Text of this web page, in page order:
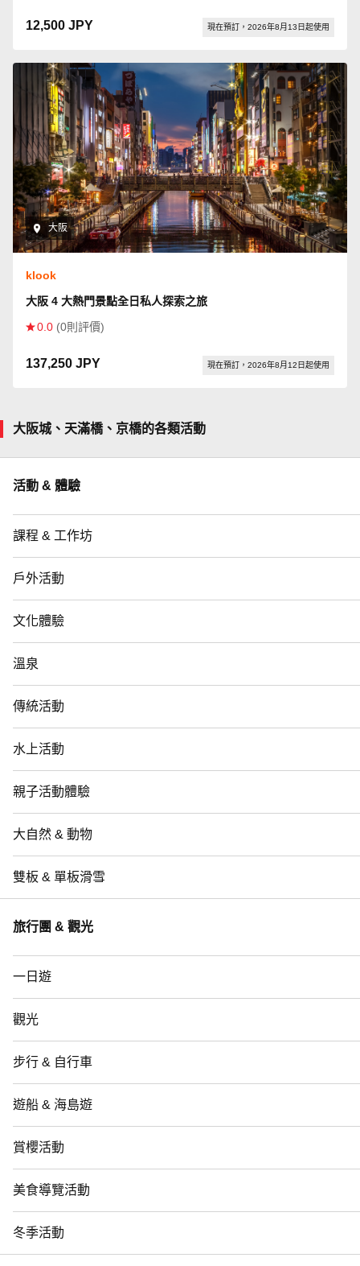
12,500 JPY 現在預訂，2026年8月13日起使用
大阪
klook
大阪 4 大熱門景點全日私人探索之旅
0.0 (0則評價)
137,250 JPY 現在預訂，2026年8月12日起使用
大阪城、天滿橋、京橋的各類活動
活動 & 體驗
課程 & 工作坊
戶外活動
文化體驗
溫泉
傳統活動
水上活動
親子活動體驗
大自然 & 動物
雙板 & 單板滑雪
旅行團 & 觀光
一日遊
觀光
步行 & 自行車
遊船 & 海島遊
賞櫻活動
美食導覽活動
冬季活動